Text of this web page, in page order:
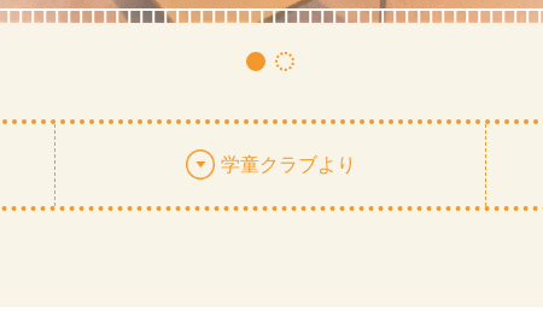
学童クラブより